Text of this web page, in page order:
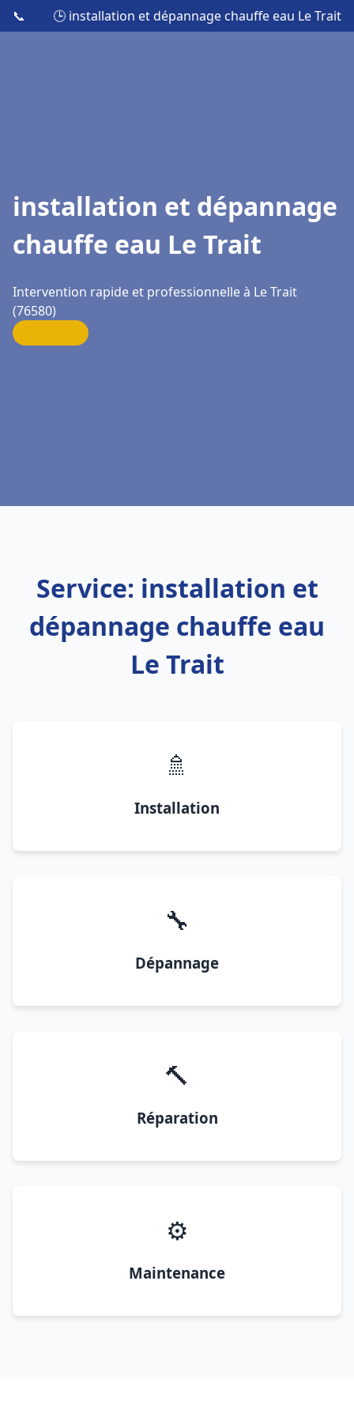
📞 🕒 installation et dépannage chauffe eau Le Trait
installation et dépannage
chauffe eau Le Trait
Intervention rapide et professionnelle à Le Trait
(76580)
Service: installation et
dépannage chauffe eau
Le Trait
🚿
Installation
🔧
Dépannage
🔨
Réparation
⚙️
Maintenance